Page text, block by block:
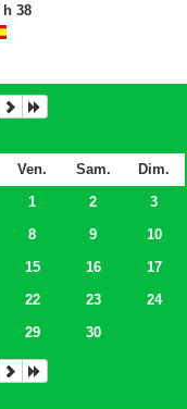
h 38
Ven. Sam.
Dim.
1 2
3
8 9
10
15 16
17
22 23
24
29 30